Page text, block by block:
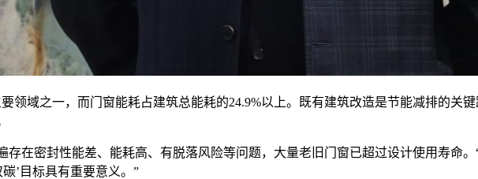
域之一，而门窗能耗占建筑总能耗的24.9%以上。既有建筑改造是节能减排的关键
密封性能差、能耗高、有脱落风险等问题，大量老旧门窗已超过设计使用寿命
’目标具有重要意义。”